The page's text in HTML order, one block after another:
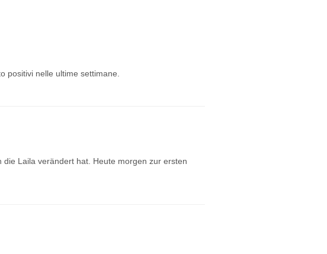
positivi nelle ultime settimane.
Laila verändert hat. Heute morgen zur ersten